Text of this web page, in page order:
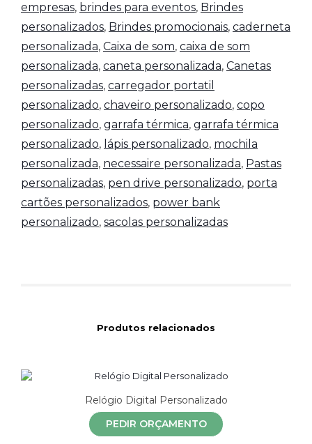
empresas, brindes para eventos, Brindes
personalizados, Brindes promocionais, caderneta
personalizada, Caixa de som, caixa de som
personalizada, caneta personalizada, Canetas
personalizadas, carregador portatil
personalizado, chaveiro personalizado, copo
personalizado, garrafa térmica, garrafa térmica
personalizado, lápis personalizado, mochila
personalizada, necessaire personalizada, Pastas
personalizadas, pen drive personalizado, porta
cartões personalizados, power bank
personalizado, sacolas personalizadas
Produtos relacionados
Relógio Digital Personalizado
PEDIR ORÇAMENTO